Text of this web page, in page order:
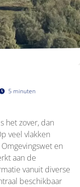
5 minuten
het zover, dan
veel vlakken
en
aan de
vanuit diverse
beschikbaar